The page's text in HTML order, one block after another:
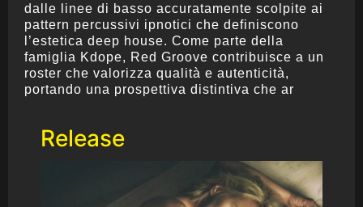
dalle linee di basso accuratamente scolpite ai
pattern percussivi ipnotici che definiscono
l’estetica deep house. Come parte della
famiglia Kdope, Red Groove contribuisce a un
roster che valorizza qualità e autenticità,
portando una prospettiva distintiva che ar
Release